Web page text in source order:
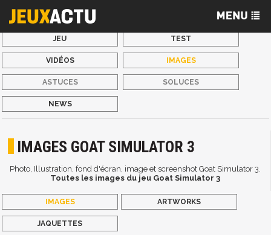
JEU TEST
VIDÉOS IMAGES
ASTUCES SOLUCES
NEWS
IMAGES GOAT SIMULATOR 3
Photo, Illustration, fond d'écran, image et screenshot Goat Simulator 3.
Toutes les images du jeu Goat Simulator 3
IMAGES ARTWORKS
JAQUETTES